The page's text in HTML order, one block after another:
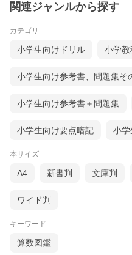
関連ジャンルから探す
カテゴリ
小学生向けドリル 小学
小学生向け参考書、問題集そ
小学生向け参考書＋問題集
小学生向け要点暗記 小学
本サイズ
A4 新書判 文庫判
ワイド判
キーワード
算数図鑑